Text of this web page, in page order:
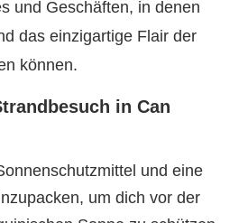
und Geschäften, in denen
das einzigartige Flair der
können.
in Can
und eine
um dich vor der